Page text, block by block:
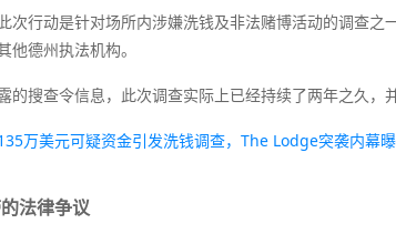
次行动是针对场所内涉嫌洗钱及非法赌博活动的调查
他德州执法机构。
的搜查令信息，此次调查实际上已经持续了两年之久，
万美元可疑资金引发洗钱调查，The Lodge突袭内幕
法律争议